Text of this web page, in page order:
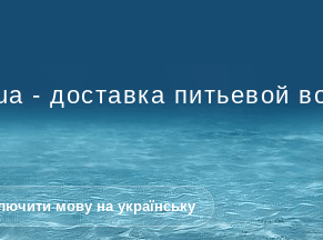
- доставка питьевой
мову на українську